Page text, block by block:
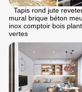
Tapis rond jute
mural brique béton
inox comptoir bois
vertes